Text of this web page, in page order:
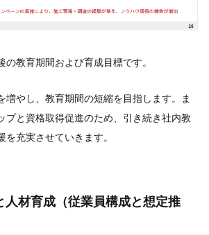
教育期間および育成目標です。
増やし、教育期間の短縮を目指します。ま
プと資格取得促進のため、引き続き社内教
充実させていきます。
材育成（従業員構成と想定推